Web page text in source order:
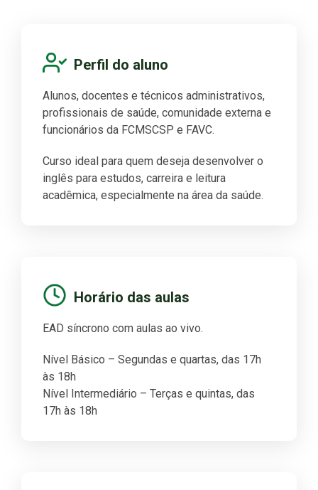
Perfil do aluno
Alunos, docentes e técnicos administrativos,
profissionais de saúde, comunidade externa e
funcionários da FCMSCSP e FAVC.
Curso ideal para quem deseja desenvolver o
inglês para estudos, carreira e leitura
acadêmica, especialmente na área da saúde.
Horário das aulas
EAD síncrono com aulas ao vivo.
Nível Básico – Segundas e quartas, das 17h
às 18h
Nível Intermediário – Terças e quintas, das
17h às 18h